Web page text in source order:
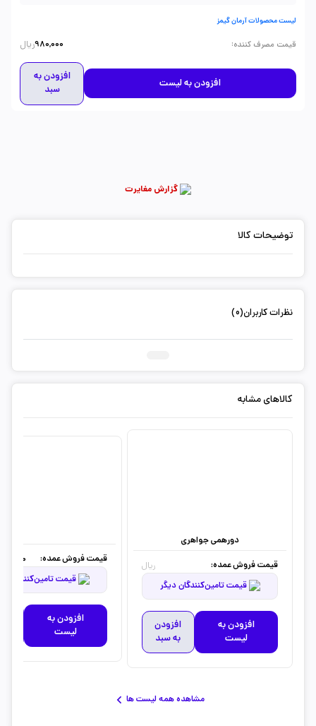
لیست محصولات آرمان گیمز
قیمت مصرف کننده:
980,000ریال
افزودن به لیست
افزودن به
سبد
گزارش مغایرت
توضیحات کالا
نظرات کاربران(0)
کالاهای مشابه
دورهمی جواهری
قیمت فروش عمده:
ریال
قیمت تامین‌کنندگان دیگر
افزودن به
لیست
افزودن
به سبد
قیمت فروش عمده:
قیمت تامین‌کنندگان دیگر
افزودن به
لیست
مشاهده همه لیست ها